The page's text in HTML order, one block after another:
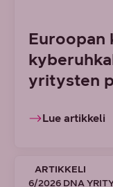
Euroopan
yritysten
Lue artikkeli
ARTIKKELI
6/2026 DNA